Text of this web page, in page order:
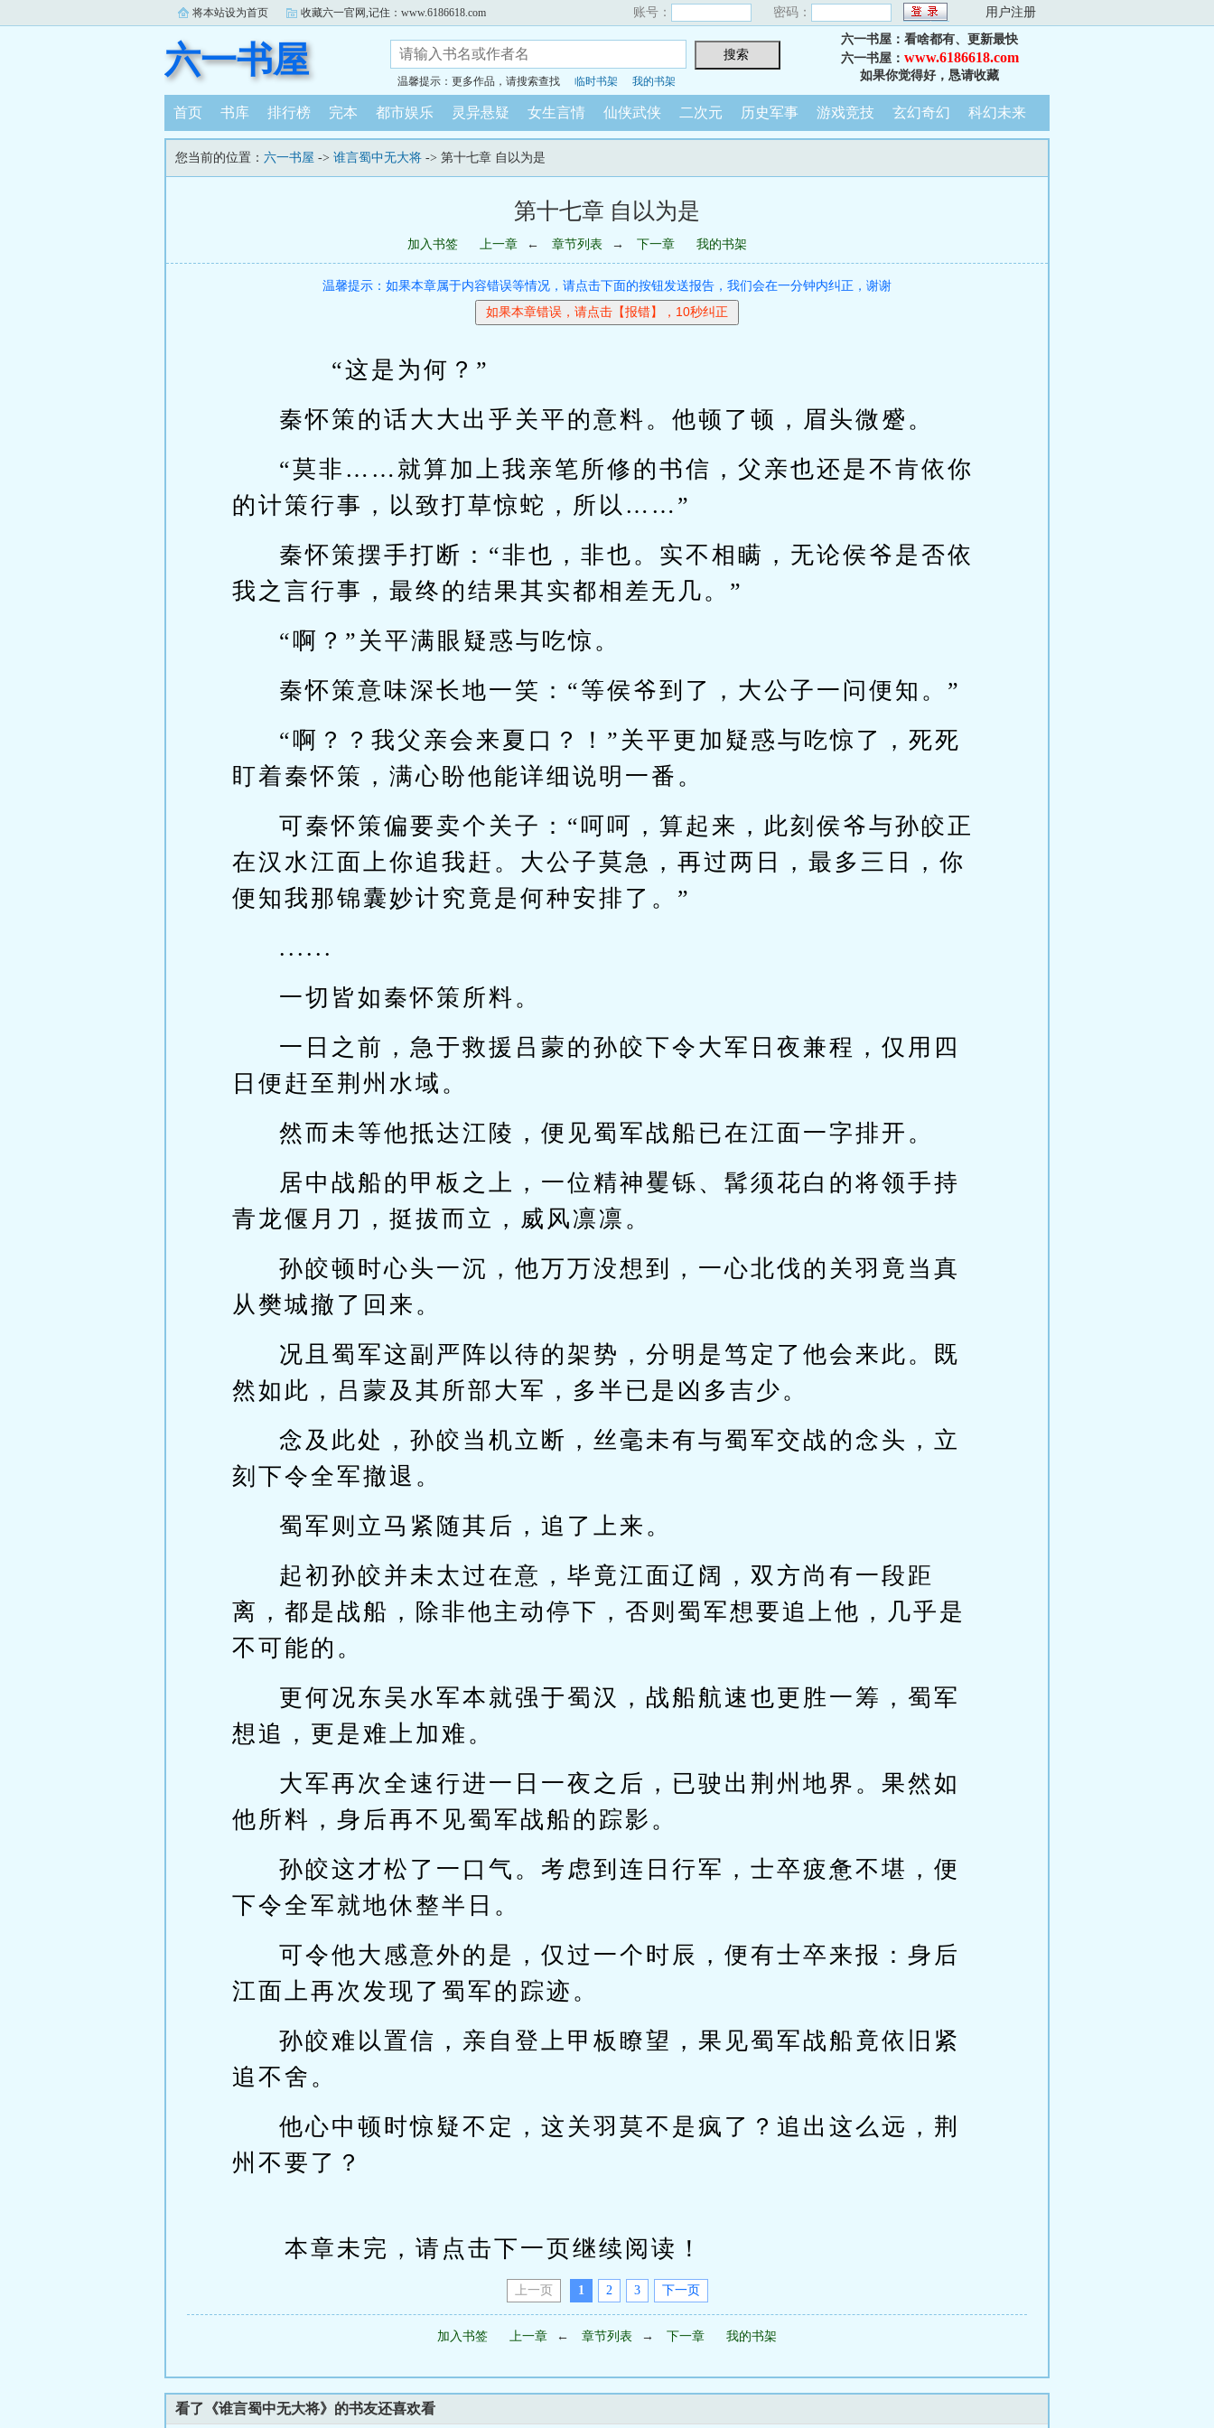
将本站设为首页 收藏六一官网,记住：www.6186618.com 账号： 密码： 用户注册
六一书屋
温馨提示：更多作品，请搜索查找 临时书架 我的书架
六一书屋：看啥都有、更新最快
六一书屋： www.6186618.com
如果你觉得好，恳请收藏
首页 书库 排行榜 完本 都市娱乐 灵异悬疑 女生言情 仙侠武侠 二次元 历史军事 游戏竞技 玄幻奇幻 科幻未来
您当前的位置： 六一书屋 -> 谁言蜀中无大将 -> 第十七章 自以为是
第十七章 自以为是
加入书签 上一章 ← 章节列表 → 下一章 我的书架
温馨提示：如果本章属于内容错误等情况，请点击下面的按钮发送报告，我们会在一分钟内纠正，谢谢
“这是为何？”
秦怀策的话大大出乎关平的意料。他顿了顿，眉头微蹙。
“莫非……就算加上我亲笔所修的书信，父亲也还是不肯依你
的计策行事，以致打草惊蛇，所以……”
秦怀策摆手打断：“非也，非也。实不相瞒，无论侯爷是否依
我之言行事，最终的结果其实都相差无几。”
“啊？”关平满眼疑惑与吃惊。
秦怀策意味深长地一笑：“等侯爷到了，大公子一问便知。”
“啊？？我父亲会来夏口？！”关平更加疑惑与吃惊了，死死
盯着秦怀策，满心盼他能详细说明一番。
可秦怀策偏要卖个关子：“呵呵，算起来，此刻侯爷与孙皎正
在汉水江面上你追我赶。大公子莫急，再过两日，最多三日，你
便知我那锦囊妙计究竟是何种安排了。”
......
一切皆如秦怀策所料。
一日之前，急于救援吕蒙的孙皎下令大军日夜兼程，仅用四
日便赶至荆州水域。
然而未等他抵达江陵，便见蜀军战船已在江面一字排开。
居中战船的甲板之上，一位精神矍铄、髯须花白的将领手持
青龙偃月刀，挺拔而立，威风凛凛。
孙皎顿时心头一沉，他万万没想到，一心北伐的关羽竟当真
从樊城撤了回来。
况且蜀军这副严阵以待的架势，分明是笃定了他会来此。既
然如此，吕蒙及其所部大军，多半已是凶多吉少。
念及此处，孙皎当机立断，丝毫未有与蜀军交战的念头，立
刻下令全军撤退。
蜀军则立马紧随其后，追了上来。
起初孙皎并未太过在意，毕竟江面辽阔，双方尚有一段距
离，都是战船，除非他主动停下，否则蜀军想要追上他，几乎是
不可能的。
更何况东吴水军本就强于蜀汉，战船航速也更胜一筹，蜀军
想追，更是难上加难。
大军再次全速行进一日一夜之后，已驶出荆州地界。果然如
他所料，身后再不见蜀军战船的踪影。
孙皎这才松了一口气。考虑到连日行军，士卒疲惫不堪，便
下令全军就地休整半日。
可令他大感意外的是，仅过一个时辰，便有士卒来报：身后
江面上再次发现了蜀军的踪迹。
孙皎难以置信，亲自登上甲板瞭望，果见蜀军战船竟依旧紧
追不舍。
他心中顿时惊疑不定，这关羽莫不是疯了？追出这么远，荆
州不要了？
本章未完，请点击下一页继续阅读！
上一页 1 2 3 下一页
加入书签 上一章 ← 章节列表 → 下一章 我的书架
看了《谁言蜀中无大将》的书友还喜欢看